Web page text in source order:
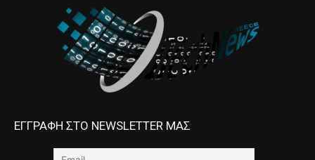
ΕΓΓΡΑΦΗ ΣΤΟ NEWSLETTER ΜΑΣ